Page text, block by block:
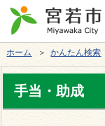
ホーム ＞かんたん検索
手当・助成